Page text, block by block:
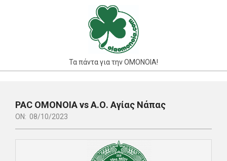
Τα πάντα για την ΟΜΟΝΟΙΑ!
Navigation
Menu
PAC ΟΜΟΝΟΙΑ vs Α.Ο. Αγίας Νάπας
ON: 08/10/2023